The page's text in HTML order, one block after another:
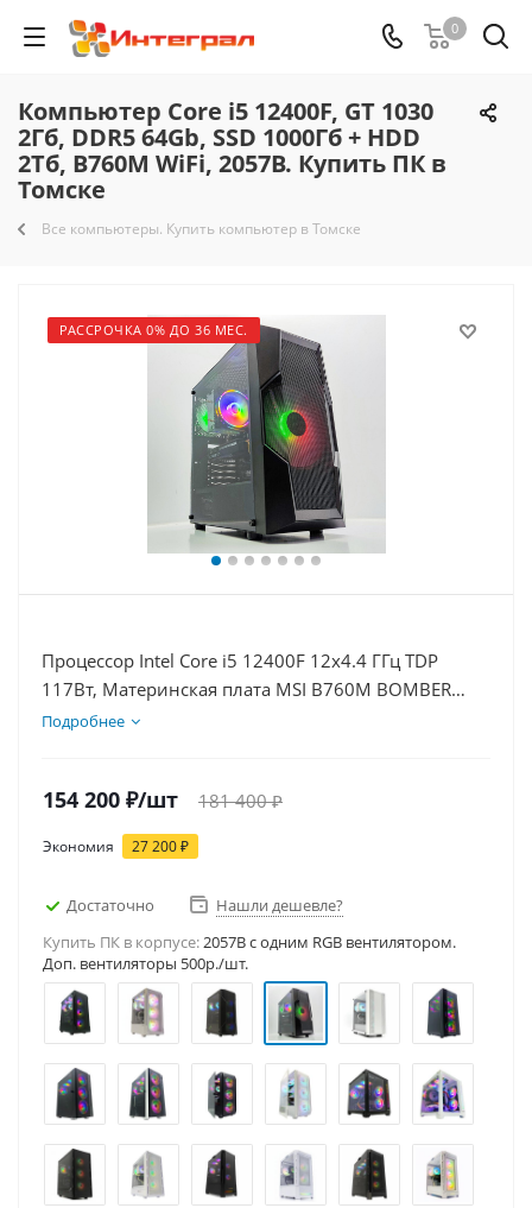
0
Компьютер Core i5 12400F, GT 1030
2Гб, DDR5 64Gb, SSD 1000Гб + HDD
2Тб, B760M WiFi, 2057B. Купить ПК в
Томске
Все компьютеры. Купить компьютер в Томске
РАССРОЧКА 0% ДО 36 МЕС.
Процессор Intel Core i5 12400F 12x4.4 ГГц TDP
117Вт, Материнская плата MSI B760M BOMBER
WIFI D5, Видеокарта GT 1030 2Гб, Память
Подробнее
154 200 ₽/шт 181 400₽
Экономия 27 200₽
Достаточно
Нашли дешевле?
Купить ПК в корпусе:2057B c одним RGB вентилятором.
Доп. вентиляторы 500р./шт.